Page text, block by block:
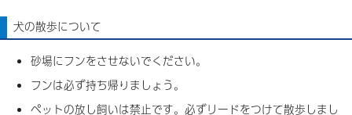
犬の散歩について
砂場にフンをさせないでください。
フンは必ず持ち帰りましょう。
ペットの放し飼いは禁止です。必ずリードをつけて散歩しまし